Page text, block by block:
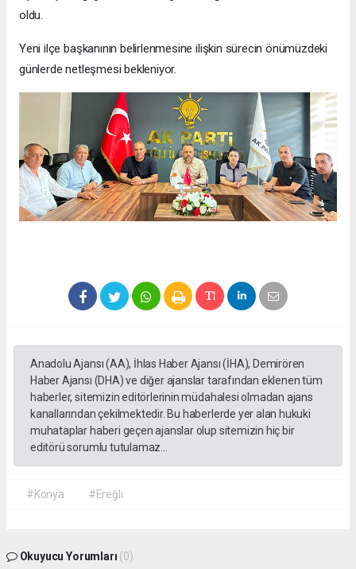
oldu.
Yeni ilçe başkanının belirlenmesine ilişkin sürecin önümüzdeki
günlerde netleşmesi bekleniyor.
Anadolu Ajansı (AA), İhlas Haber Ajansı (İHA), Demirören
Haber Ajansı (DHA) ve diğer ajanslar tarafından eklenen tüm
haberler, sitemizin editörlerinin müdahalesi olmadan ajans
kanallarından çekilmektedir. Bu haberlerde yer alan hukuki
muhataplar haberi geçen ajanslar olup sitemizin hiç bir
editörü sorumlu tutulamaz...
#Konya #Ereğli
Okuyucu Yorumları (0)